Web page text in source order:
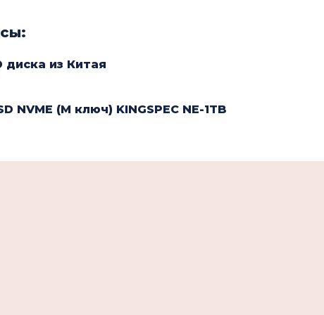
диска из Китая
NVME (М ключ) KINGSPEC NE-1TB